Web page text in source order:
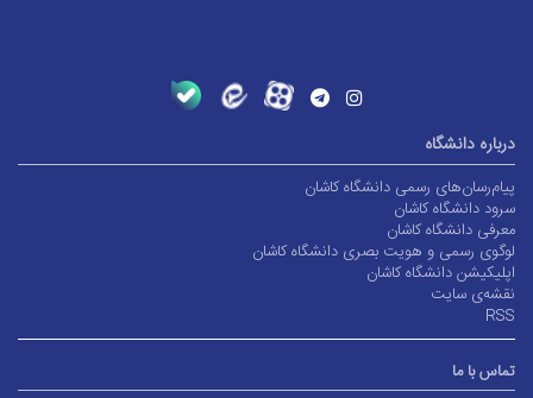
درباره دانشگاه
پیام‌رسان‌های رسمی دانشگاه کاشان
سرود دانشگاه کاشان
معرفی دانشگاه کاشان
لوگوی رسمی و هویت بصری دانشگاه کاشان
اپلیکیشن دانشگاه کاشان
نقشه‌ی سایت
RSS
تماس با ما